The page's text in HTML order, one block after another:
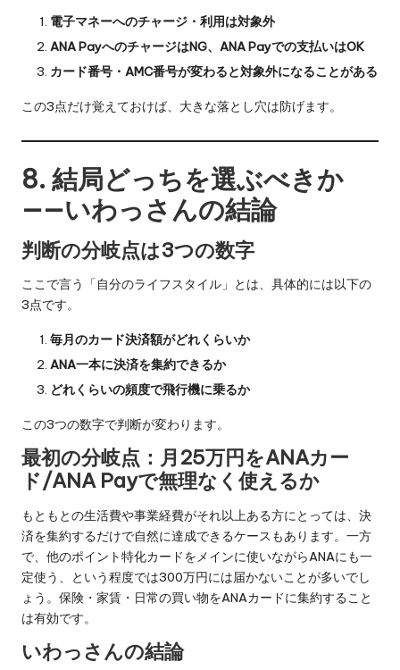
電子マネーへのチャージ・利用は対象外
ANA PayへのチャージはNG、ANA Payでの支払いはOK
カード番号・AMC番号が変わると対象外になることがある
この3点だけ覚えておけば、大きな落とし穴は防げます。
8. 結局どっちを選ぶべきか
——いわっさんの結論
判断の分岐点は3つの数字
ここで言う「自分のライフスタイル」とは、具体的には以下の
3点です。
毎月のカード決済額がどれくらいか
ANA一本に決済を集約できるか
どれくらいの頻度で飛行機に乗るか
この3つの数字で判断が変わります。
最初の分岐点：月25万円をANAカー
ド/ANA Payで無理なく使えるか
もともとの生活費や事業経費がそれ以上ある方にとっては、決
済を集約するだけで自然に達成できるケースもあります。一方
で、他のポイント特化カードをメインに使いながらANAにも一
定使う、という程度では300万円には届かないことが多いでし
ょう。保険・家賃・日常の買い物をANAカードに集約すること
は有効です。
いわっさんの結論